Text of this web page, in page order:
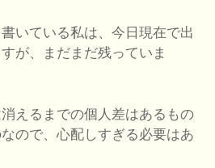
いている私は、今日現在で出
が、まだまだ残っていま
えるまでの個人差はあるもの
ので、心配しすぎる必要はあ